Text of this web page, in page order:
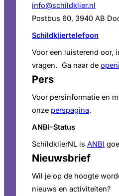
info@schildklier.nl
Postbus 60, 3940 AB
Schildkliertelefoon
Voor een luisterend oor,
vragen. Ga naar de
Pers
Voor persinformatie en
onze perspagina.
ANBI-Status
SchildklierNL is ANBI
Nieuwsbrief
Wil je op de hoogte
nieuws en activiteiten?